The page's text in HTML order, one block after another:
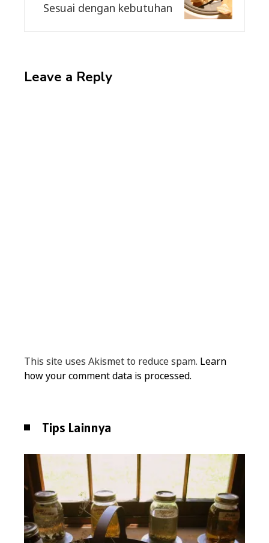
Sesuai dengan kebutuhan
Leave a Reply
This site uses Akismet to reduce spam. Learn
how your comment data is processed.
Tips Lainnya